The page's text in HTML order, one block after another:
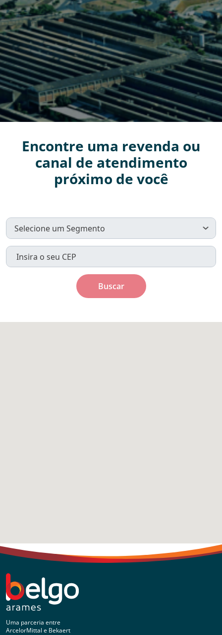
Encontre uma revenda ou
canal de atendimento
próximo de você
Uma parceria entre
ArcelorMittal e Bekaert